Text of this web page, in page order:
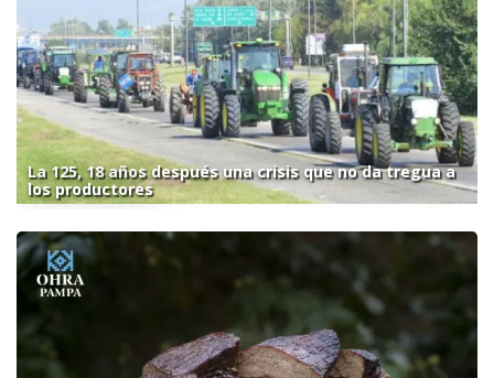
La 125, 18 años después una crisis que no da tregua a
los productores